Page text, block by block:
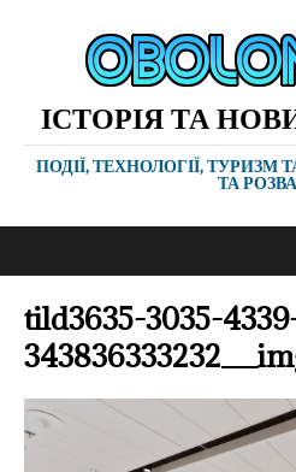
ІСТОРІЯ ТА
ПОДІЇ, ТЕХНОЛОГІЇ, ТУРИЗМ
ТА
tild3635-3035-